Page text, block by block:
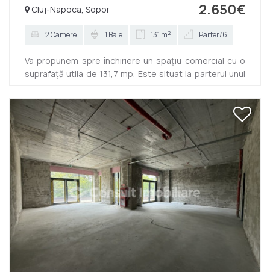
2.650€
Cluj-Napoca, Sopor
2 Camere 1 Baie 131 m2 Parter/6
Va propunem spre închiriere un spațiu comercial cu o
suprafață utila de 131,7 mp. Este situat la parterul unui
pe str Soporului, interiorul centrului comercial de la
parterul blocului. Este disponibil imediat si se oferă
spre închiriere semifinisat. Contactați-ne chiar acum
pentru alte detalii. ID: P13448